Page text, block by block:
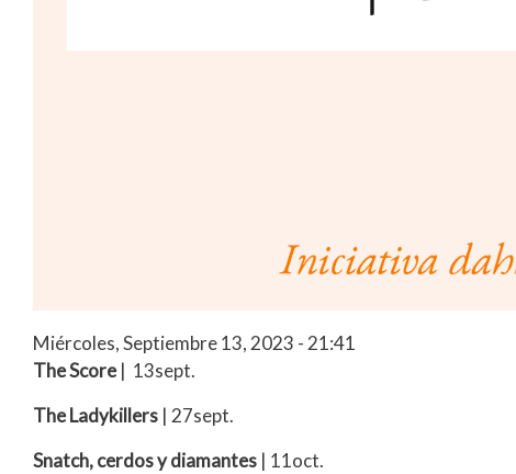
Miércoles, Septiembre 13, 2023 - 21:41
The Score| 13sept.
The Ladykillers | 27sept.
Snatch, cerdos y diamantes | 11oct.